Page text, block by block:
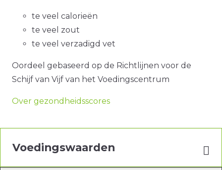
te veel calorieën
te veel zout
te veel verzadigd vet
Oordeel gebaseerd op de Richtlijnen voor de
Schijf van Vijf van het Voedingscentrum
Over gezondheidsscores
Voedingswaarden